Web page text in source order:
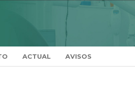
ACTUAL AVISOS